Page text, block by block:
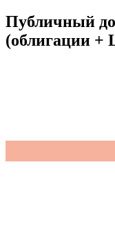
Публичный
(облигации